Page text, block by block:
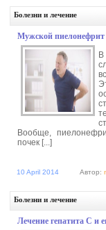
Болезни и лечение
Мужской пиелонефрит
В
Вообще,
почек [...]
10 April 2014 Автор:
Болезни и лечение
Лечение гепатита С и